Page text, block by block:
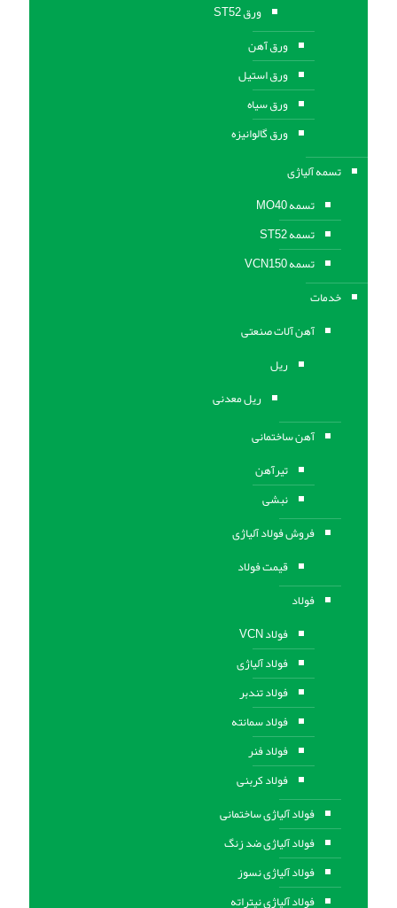
ورق ST52
ورق آهن
ورق استیل
ورق سیاه
ورق گالوانیزه
تسمه آلیاژی
تسمه MO40
تسمه ST52
تسمه VCN150
خدمات
آهن آلات صنعتی
ریل
ریل معدنی
آهن ساختمانی
تیرآهن
نبشی
فروش فولاد آلیاژی
قیمت فولاد
فولاد
فولاد VCN
فولاد آلیاژی
فولاد تندبر
فولاد سمانته
فولاد فنر
فولاد کربنی
فولاد آلیاژی ساختمانی
فولاد آلیاژی ضد زنگ
فولاد آلیاژی نسوز
فولاد آلیاژی نیتراته